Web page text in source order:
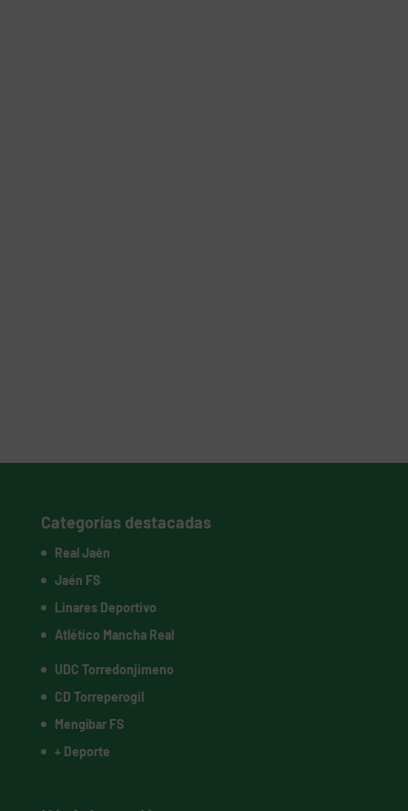
Categorías destacadas
Real Jaén
Jaén FS
Linares Deportivo
Atlético Mancha Real
UDC Torredonjimeno
CD Torreperogil
Mengíbar FS
+ Deporte